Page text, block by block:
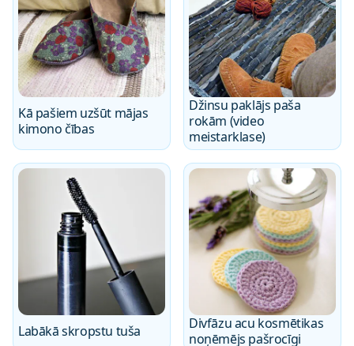
Kā pašiem uzšūt mājas
kimono čības
Džinsu paklājs paša
rokām (video
meistarklase)
Labākā skropstu tuša
Divfāzu acu kosmētikas
noņēmējs pašrocīgi